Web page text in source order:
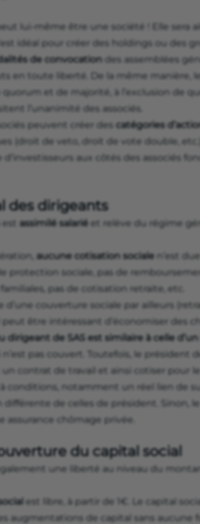
lui-même être une société ! Elle sera
idéal pour créer des holdings ou des
de convocation des assemblées
en toute liberté. De la même manière,
quorum et de majorité, à l’exclusion de
l’unanimité des associés.
peuvent créer des catégories
(droit de veto, droit de vote double,
d’investisseurs aux côtés des associés
des dirigeants
est assimilé salarié et relève du régime
aucune cotisation sociale n’est
protection sociale, pas de
pas de cotisation retraite, etc.
d’une couverture sociale par ailleurs
être intéressant d’économiser des
dirigeant de SAS est similaire à celle d’un
pas couvert. Toutefois, le président
contrat de travail et ainsi cotiser pour
conditions, notamment un réel lien de
différente de celles de président. Sinon,
assurance chômage privée.
du capital social
une liberté au niveau du
est libre, à partir de 1€. Le capital
augmentations de capital sans aucune